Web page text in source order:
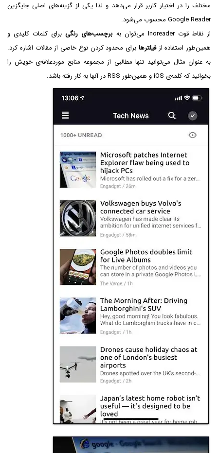
مختلف را در اختیار کاربر قرار می‌دهد و لذا یکی از گزینه‌های اصلی جایگزین
Google Reader محسوب می‌شود.
از نقاط قوت Inoreader می‌توان به
برچسب‌های رنگیبرای کلمات کلیدی و
همین‌طور استفاده ازفیلترها برای محدود کردن نوع خاصی از مقالات اشاره کرد.
به عنوان مثال می‌توانید تنها مطالبی از مجموعه منابع موردعلاقه‌ی خویش را
بخوانید که کلمه‌ی iOS و همین‌طور RSS در آنها به کار رفته باشد.